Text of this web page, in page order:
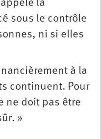
la
sous le contrôle
ni si elles
à la
continuent. Pour
ne doit pas être
»